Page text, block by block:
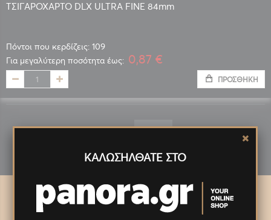
ΤΣΙΓΑΡΟΧΑΡΤΟ DLX ULTRA FINE 84mm
Πόντοι που κερδίζεις: 109
Για μεγαλύτερη ποσότητα έως: 0,87 €
ΠΡΟΣΘΉΚΗ
Εμφάνιση
ΚΑΛΩΣΗΛΘΑΤΕ ΣΤΟ